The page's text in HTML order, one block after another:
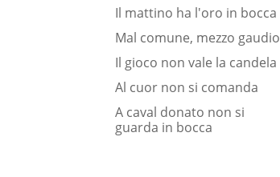
Il mattino ha l'oro in bocca
Mal comune, mezzo gaudio
Il gioco non vale la candela
Al cuor non si comanda
A caval donato non si
guarda in bocca